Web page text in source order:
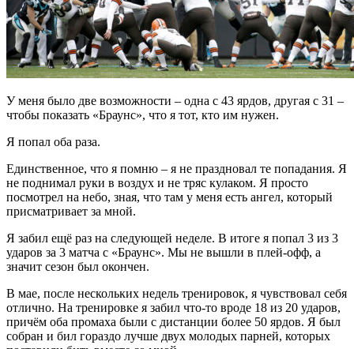
У меня было две возможности – одна с 43 ярдов, другая с 31 –
чтобы показать «Браунс», что я тот, кто им нужен.
Я попал оба раза.
Единственное, что я помню – я не праздновал те попадания. Я
не поднимал руки в воздух и не тряс кулаком. Я просто
посмотрел на небо, зная, что там у меня есть ангел, который
присматривает за мной.
Я забил ещё раз на следующей неделе. В итоге я попал 3 из 3
ударов за 3 матча с «Браунс». Мы не вышли в плей-офф, а
значит сезон был окончен.
В мае, после нескольких недель тренировок, я чувствовал себя
отлично. На тренировке я забил что-то вроде 18 из 20 ударов,
причём оба промаха были с дистанции более 50 ярдов. Я был
собран и бил гораздо лучше двух молодых парней, которых